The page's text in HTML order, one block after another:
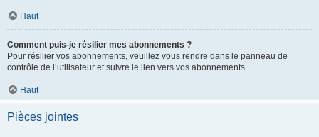
Haut
Comment puis-je résilier mes abonnements ?
Pour résilier vos abonnements, veuillez vous rendre dans le panneau de
contrôle de l’utilisateur et suivre le lien vers vos abonnements.
Haut
Pièces jointes